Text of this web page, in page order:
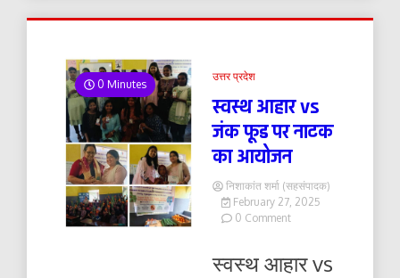
0 Minutes
उत्तर प्रदेश
स्वस्थ आहार vs
जंक फूड पर नाटक
का आयोजन
निशाकांत शर्मा (सहसंपादक)
February 27, 2025
0 Commenton
vs
स्वस्थ आहार vs